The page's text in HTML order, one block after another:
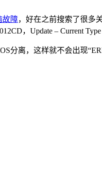
故障，好在之前搜索了很多
，Update – Current
分离，这样就不会出现